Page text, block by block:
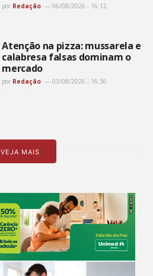
por Redação 06/08/2026 - 16:12
Atenção na pizza: mussarela e
calabresa falsas dominam o
mercado
por Redação 03/08/2026 - 16:36
VEJA MAIS